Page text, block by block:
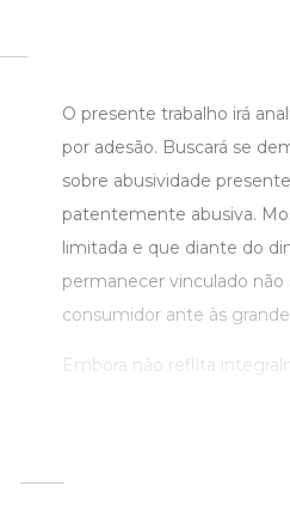
O presente trabalho irá
por adesão. Buscará se
sobre abusividade
patentemente abusiva.
limitada e que diante do
permanecer vinculado
consumidor ante às
Embora não reflita